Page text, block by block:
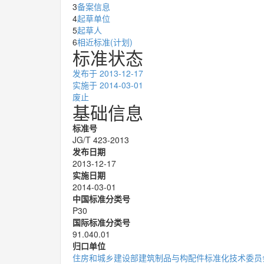
3备案信息
4起草单位
5起草人
6相近标准(计划)
标准状态
发布于 2013-12-17
实施于 2014-03-01
废止
基础信息
标准号
JG/T 423-2013
发布日期
2013-12-17
实施日期
2014-03-01
中国标准分类号
P30
国际标准分类号
91.040.01
归口单位
住房和城乡建设部建筑制品与构配件标准化技术委